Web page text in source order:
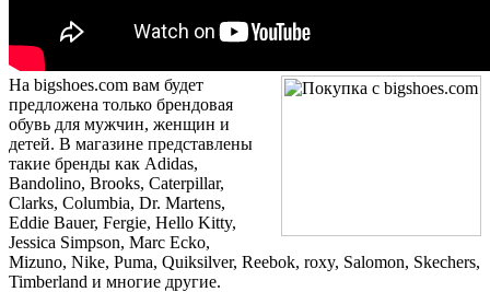
На bigshoes.com вам будет
предложена только брендовая
обувь для мужчин, женщин и
детей. В магазине представлены
такие бренды как Adidas,
Bandolino, Brooks, Caterpillar,
Clarks, Columbia, Dr. Martens,
Eddie Bauer, Fergie, Hello Kitty,
Jessica Simpson, Marc Ecko,
Mizuno, Nike, Puma, Quiksilver, Reebok, roxy, Salomon, Skechers,
Timberland и многие другие.